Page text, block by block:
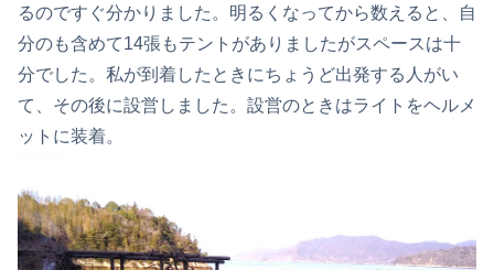
るのですぐ分かりました。明るくなってから数えると、自
分のも含めて14張もテントがありましたがスペースは十
分でした。私が到着したときにちょうど出発する人がい
て、その後に設営しました。設営のときはライトをヘルメ
ットに装着。